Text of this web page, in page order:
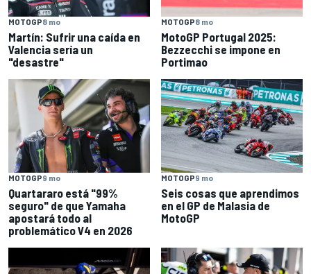
MOTOGP8 mo
Martín: Sufrir una caída en
Valencia sería un
"desastre"
MOTOGP8 mo
MotoGP Portugal 2025:
Bezzecchi se impone en
Portimao
MOTOGP9 mo
Quartararo está "99%
seguro" de que Yamaha
apostará todo al
problemático V4 en 2026
MOTOGP9 mo
Seis cosas que aprendimos
en el GP de Malasia de
MotoGP